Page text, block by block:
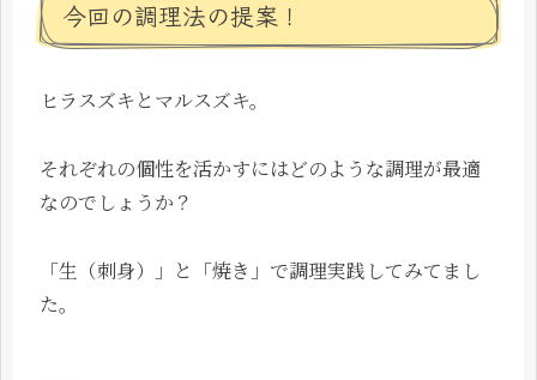
今回の調理法の提案！
ヒラスズキとマルスズキ。
それぞれの個性を活かすにはどのような調理が最適
なのでしょうか？
「生（刺身）」と「焼き」で調理実践してみてまし
た。